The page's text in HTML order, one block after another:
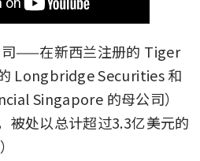
——在新西兰注册的 Tiger
Longbridge Securities 和
Singapore 的母公司）
处以总计超过3.3亿美元的